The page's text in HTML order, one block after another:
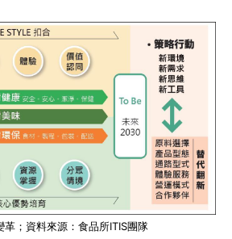
；資料來源：食品所ITIS團隊